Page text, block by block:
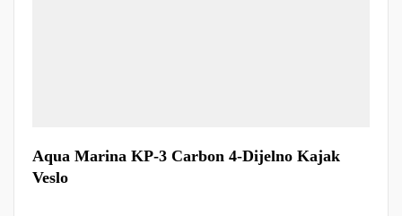
Aqua Marina KP-3 Carbon 4-Dijelno Kajak
Veslo